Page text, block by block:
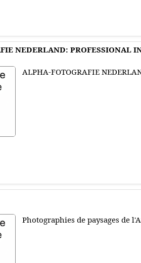
NEDERLAND: PROFESSIONAL
ALPHA-FOTOGRAFIE
Photographies de paysages de